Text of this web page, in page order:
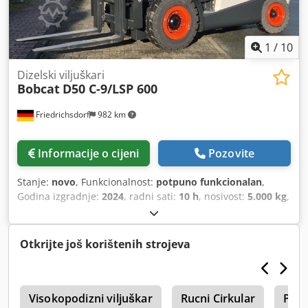
1 / 10
Friedrichsdorf 982 km
Dizelski viljuškari
Bobcat D50 C-9/LSP 600
Informacije o cijeni Pozovite
Stanje: novo, Funkcionalnost: potpuno funkcionalan,
Godina izgradnje: 2024, radni sati: 10 h, nosivost: 5.000 kg,
, slobodno podizanje:
mm, vrsta goriva:dizel, vrsta jarbola:triplex, građevinska
visina:2.470 mm, snaga:55 kW (74,78 KS)
1.300 mm 1.200 mm
Diesel,
širina gradnje:1.455 mm,
Otkrijte još korištenih strojeva
Visokopodizni viljuškar Rucni Cirkular